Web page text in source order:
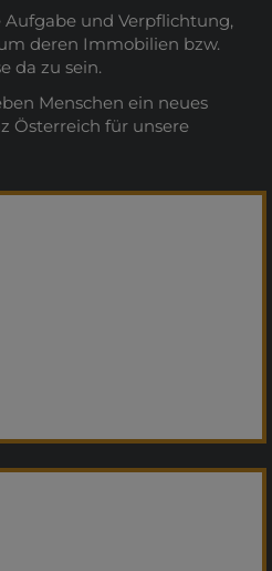
und Verpflichtung,
deren Immobilien bzw.
da zu sein.
Menschen ein neues
Österreich für unsere